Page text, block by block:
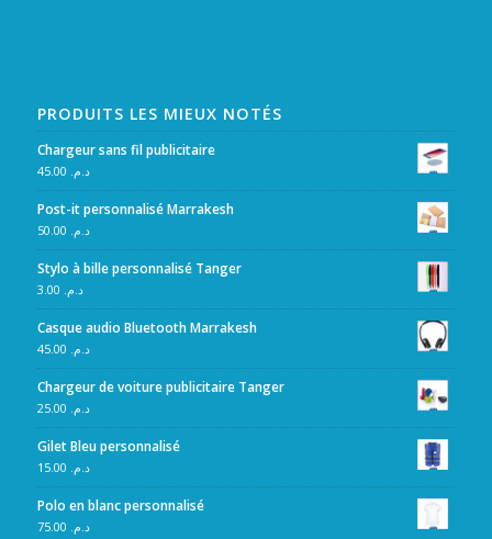
PRODUITS LES MIEUX NOTÉS
Chargeur sans fil publicitaire
د.م.
Post-it personnalisé Marrakesh
د.م.
Stylo à bille personnalisé Tanger
د.م.
Casque audio Bluetooth Marrakesh
د.م.
Chargeur de voiture publicitaire Tanger
د.م.
Gilet Bleu personnalisé
د.م.
Polo en blanc personnalisé
د.م.